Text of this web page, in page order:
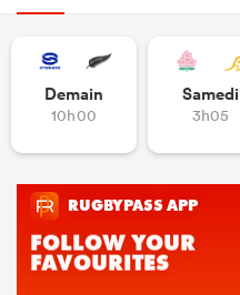
Demain
10h00
Samedi
3h05